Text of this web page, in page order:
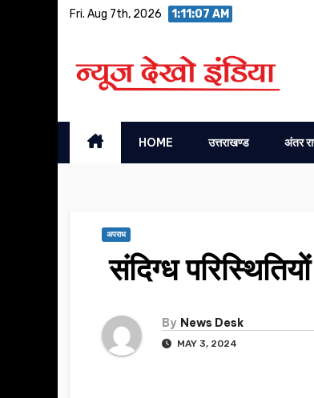
Fri. Aug 7th, 2026 1:11:07 AM
HOME उत्तराखण्ड अंतर
अपराध
संदिग्ध
By News Desk
MAY 3, 2024